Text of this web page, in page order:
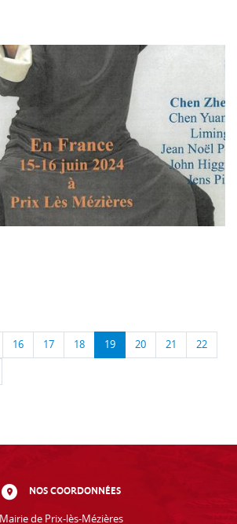
16 17 18 19 20 21 22
NOS COORDONNÉES
Mairie de Prix-lès-Mézières